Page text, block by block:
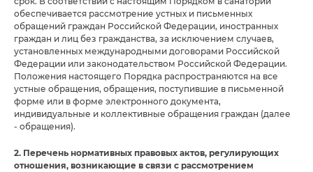
обеспечивается рассмотрение устных и письменных
обращений граждан Российской Федерации, иностранных
граждан и лиц без гражданства, за исключением случаев,
установленных международными договорами Российской
Федерации или законодательством Российской Федерации.
Положения настоящего Порядка распространяются на все
устные обращения, обращения, поступившие в письменной
форме или в форме электронного документа,
индивидуальные и коллективные обращения граждан (далее
- обращения).
2. Перечень нормативных правовых актов, регулирующих
отношения, возникающие в связи с рассмотрением